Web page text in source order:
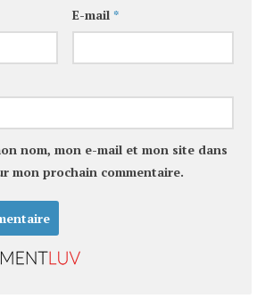
E-mail *
nom, mon e-mail et mon site dans
mon prochain commentaire.